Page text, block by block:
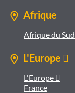
Afrique
Afrique du Sud
L'Europe 
L'Europe 
France